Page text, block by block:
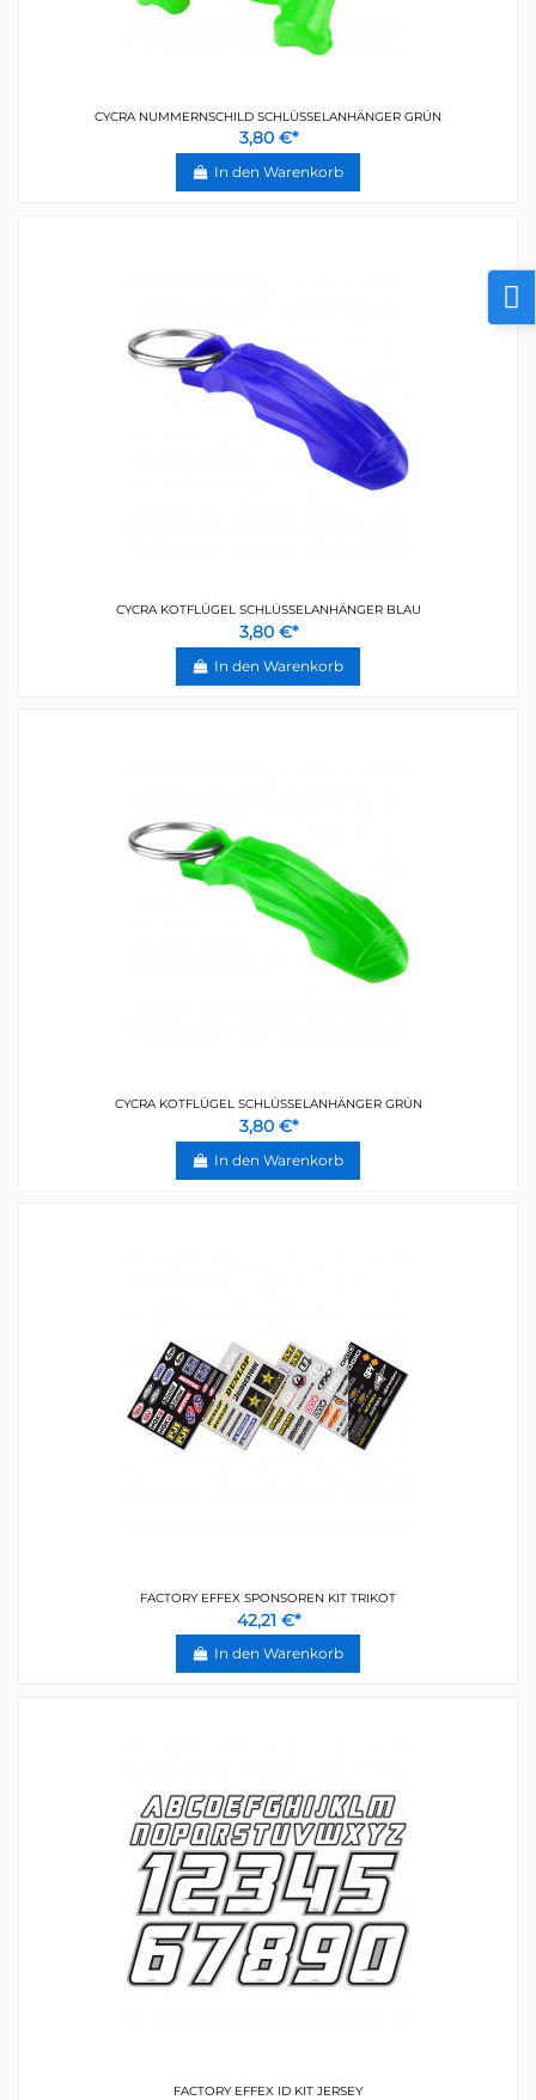
CYCRA NUMMERNSCHILD SCHLÜSSELANHÄNGER GRÜN
3,80 €*
In den Warenkorb
CYCRA KOTFLÜGEL SCHLÜSSELANHÄNGER BLAU
3,80 €*
In den Warenkorb
CYCRA KOTFLÜGEL SCHLÜSSELANHÄNGER GRÜN
3,80 €*
In den Warenkorb
FACTORY EFFEX SPONSOREN KIT TRIKOT
42,21 €*
In den Warenkorb
FACTORY EFFEX ID KIT JERSEY